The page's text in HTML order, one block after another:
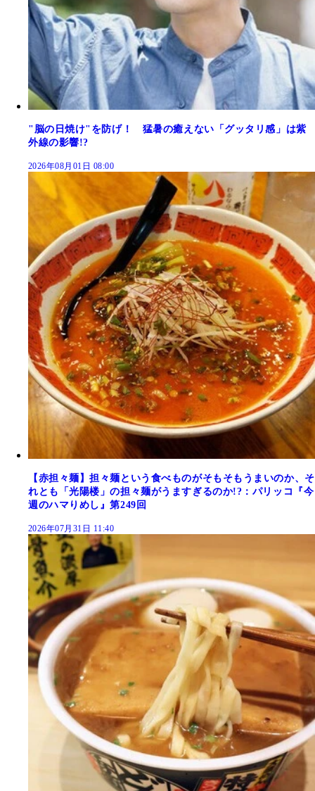
"脳の日焼け"を防げ！ 猛暑の癒えない「グッタリ感」は紫
外線の影響!?
2026年08月01日 08:00
【赤担々麺】担々麺という食べものがそもそもうまいのか、そ
れとも「光陽楼」の担々麺がうますぎるのか!?：パリッコ『今
週のハマりめし』第249回
2026年07月31日 11:40